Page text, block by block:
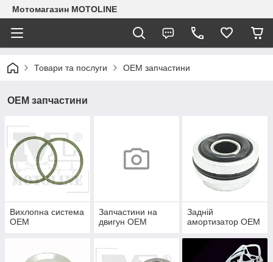
Мотомагазин MOTOLINE
Товари та послуги OEM запчастини
OEM запчастини
Вихлопна система
OEM
Запчастини на
двигун OEM
Задній
амортизатор OEM